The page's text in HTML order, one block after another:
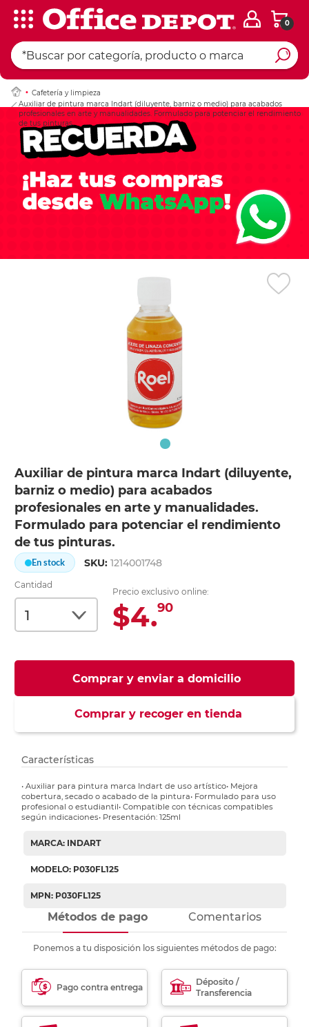
0
Cafetería y limpieza
Auxiliar de pintura marca Indart (diluyente, barniz o medio) para acabados
profesionales en arte y manualidades. Formulado para potenciar el rendimiento
de tus pinturas.
Auxiliar de pintura marca Indart (diluyente,
barniz o medio) para acabados
profesionales en arte y manualidades.
Formulado para potenciar el rendimiento
de tus pinturas.
En stock SKU:1214001748
Cantidad
Precio exclusivo online:
$4.90
Comprar y enviar a domicilio
Comprar y recoger en tienda
Ingresar Codigo
Características
• Auxiliar para pintura marca Indart de uso artístico• Mejora
cobertura, secado o acabado de la pintura• Formulado para uso
profesional o estudiantil• Compatible con técnicas compatibles
según indicaciones• Presentación: 125ml
MARCA: INDART
MODELO: P030FL125
MPN: P030FL125
Métodos de pago Comentarios
Ponemos a tu disposición los siguientes métodos de pago:
Pago contra entrega
Déposito /
Transferencia